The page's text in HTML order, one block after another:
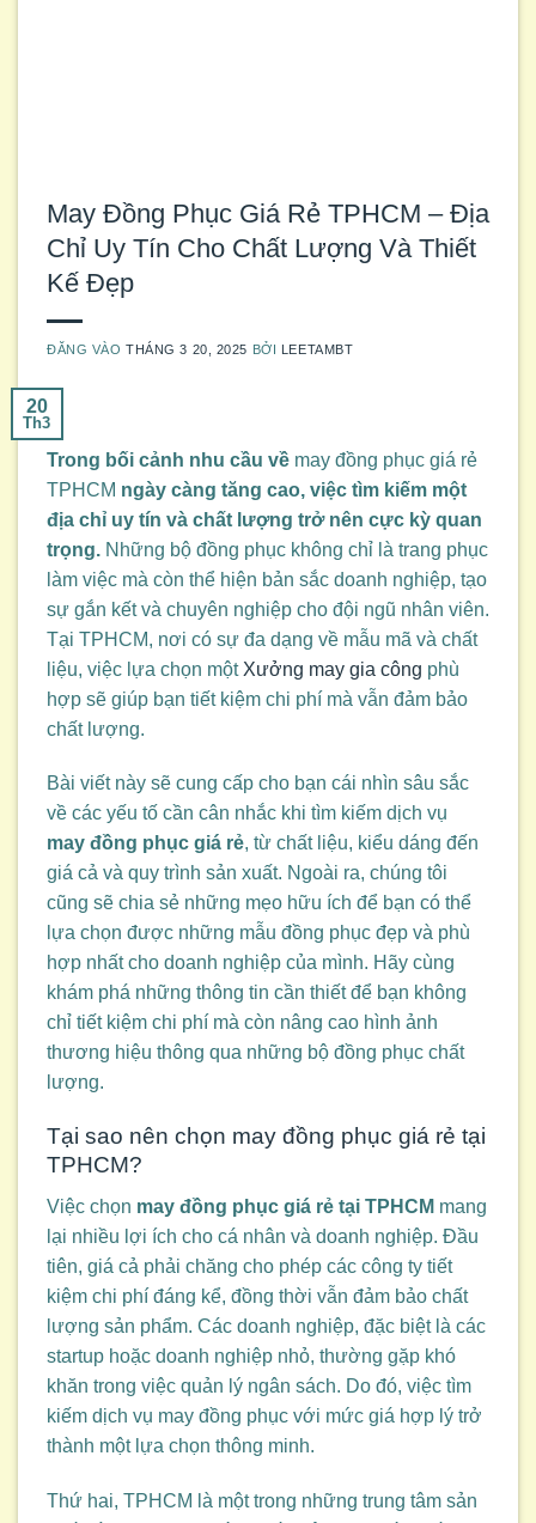
May Đồng Phục Giá Rẻ TPHCM – Địa
Chỉ Uy Tín Cho Chất Lượng Và Thiết
Kế Đẹp
ĐĂNG VÀOTHÁNG 3 20, 2025 BỞI LEETAMBT
20
Th3
Trong bối cảnh nhu cầu về may đồng phục giá rẻ
TPHCM ngày càng tăng cao, việc tìm kiếm một
địa chỉ uy tín và chất lượng trở nên cực kỳ quan
trọng. Những bộ đồng phục không chỉ là trang phục
làm việc mà còn thể hiện bản sắc doanh nghiệp, tạo
sự gắn kết và chuyên nghiệp cho đội ngũ nhân viên.
Tại TPHCM, nơi có sự đa dạng về mẫu mã và chất
liệu, việc lựa chọn một Xưởng may gia công phù
hợp sẽ giúp bạn tiết kiệm chi phí mà vẫn đảm bảo
chất lượng.
Bài viết này sẽ cung cấp cho bạn cái nhìn sâu sắc
về các yếu tố cần cân nhắc khi tìm kiếm dịch vụ
may đồng phục giá rẻ, từ chất liệu, kiểu dáng đến
giá cả và quy trình sản xuất. Ngoài ra, chúng tôi
cũng sẽ chia sẻ những mẹo hữu ích để bạn có thể
lựa chọn được những mẫu đồng phục đẹp và phù
hợp nhất cho doanh nghiệp của mình. Hãy cùng
khám phá những thông tin cần thiết để bạn không
chỉ tiết kiệm chi phí mà còn nâng cao hình ảnh
thương hiệu thông qua những bộ đồng phục chất
lượng.
Tại sao nên chọn may đồng phục giá rẻ tại
TPHCM?
Việc chọn may đồng phục giá rẻ tại TPHCM mang
lại nhiều lợi ích cho cá nhân và doanh nghiệp. Đầu
tiên, giá cả phải chăng cho phép các công ty tiết
kiệm chi phí đáng kể, đồng thời vẫn đảm bảo chất
lượng sản phẩm. Các doanh nghiệp, đặc biệt là các
startup hoặc doanh nghiệp nhỏ, thường gặp khó
khăn trong việc quản lý ngân sách. Do đó, việc tìm
kiếm dịch vụ may đồng phục với mức giá hợp lý trở
thành một lựa chọn thông minh.
Thứ hai, TPHCM là một trong những trung tâm sản